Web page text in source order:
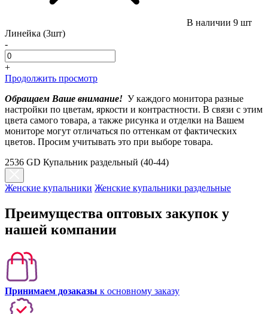
В наличии 9 шт
Линейка (3шт)
-
+
Продолжить просмотр
Обращаем Ваше внимание! У каждого монитора разные
настройки по цветам, яркости и контрастности. В связи с этим
цвета самого товара, а также рисунка и отделки на Вашем
мониторе могут отличаться по оттенкам от фактических
цветов. Просим учитывать это при выборе товара.
2536 GD Купальник раздельный (40-44)
Женские купальники Женские купальники раздельные
Преимущества оптовых закупок у
нашей компании
Принимаем дозаказы к основному заказу